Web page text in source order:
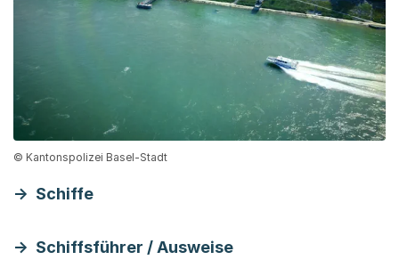
© Kantonspolizei Basel-Stadt
Schiffe
Schiffsführer / Ausweise